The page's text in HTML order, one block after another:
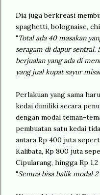
Dia juga berkreasi
spaghetti, bolognaise,
"Total ada 40 masakan
seragam di dapur sentral.
berjualan yang ada di
yang jual kupat sayur
Perlakuan yang sama
kedai dimiliki secara
dengan modal teman-
pembuatan satu kedai
antara Rp 400 juta
Kalibata, Rp 800 juta
Cipularang, hingga Rp
"Semua bisa balik modal